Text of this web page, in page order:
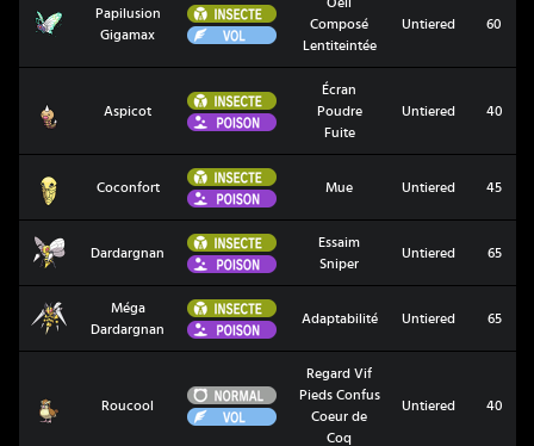
Papilusion Gigamax
Papilusion
Gigamax
Insecte
Vol
Composé
Lentiteintée
Untiered 60
Aspicot
Insecte
Poison
Écran
Poudre
Fuite
Untiered 40
Coconfort
Insecte
Poison
Mue Untiered 45
Dardargnan
Insecte
Poison
Essaim
Sniper
Untiered 65
Méga Dardargnan
Méga
Dardargnan
Insecte
Poison
Adaptabilité Untiered 65
Roucool
Normal
Vol
Regard Vif
Pieds Confus
Coeur de
Coq
Untiered 40